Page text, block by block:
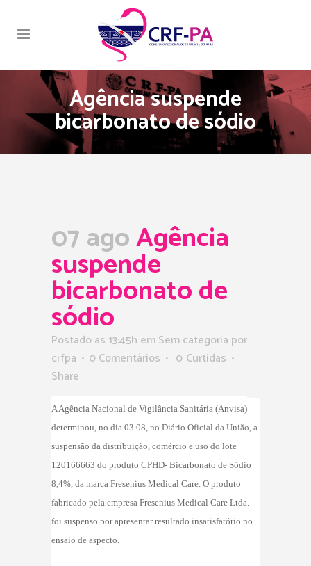
Agência suspende
bicarbonato de sódio
07 agoAgência
suspende
bicarbonato de
sódio
Postado as 13:45h em Sem categoria por
crfpa
0 Comentários 0 Curtidas
Share
A Agência Nacional de Vigilância Sanitária (Anvisa)
determinou, no dia 03.08, no Diário Oficial da União, a
suspensão da distribuição, comércio e uso do lote
120166663 do produto CPHD- Bicarbonato de Sódio
8,4%, da marca Fresenius Medical Care. O produto
fabricado pela empresa Fresenius Medical Care Ltda.
foi suspenso por apresentar resultado insatisfatório no
ensaio de aspecto.